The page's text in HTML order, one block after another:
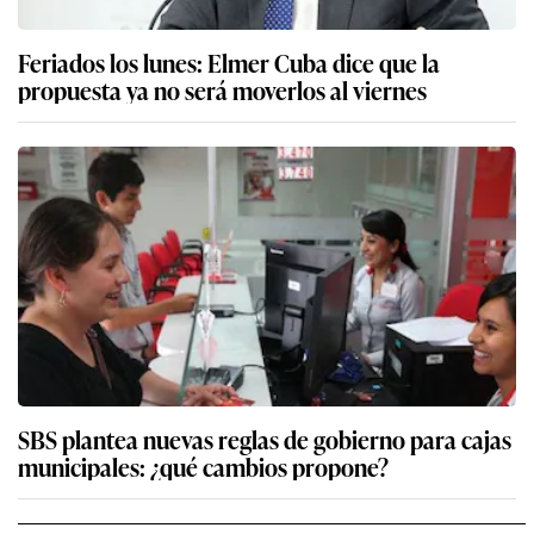
Feriados los lunes: Elmer Cuba dice que la
propuesta ya no será moverlos al viernes
SBS plantea nuevas reglas de gobierno para cajas
municipales: ¿qué cambios propone?